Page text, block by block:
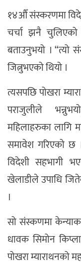
१४औँ संस्करणमा
चर्चा झनै चुलिएको
बताउनुभयो । “त्यो
जित्नुभएको थियो ।
त्यसपछि पोखरा
पराजुलीले
महिलाहरुका लागि
समावेश गरिएको छ
विदेशी सहभागी
खेलाडीले उपाधि
।
सो संस्कणमा
धावक सिमोन
पोखरा म्याराथनको